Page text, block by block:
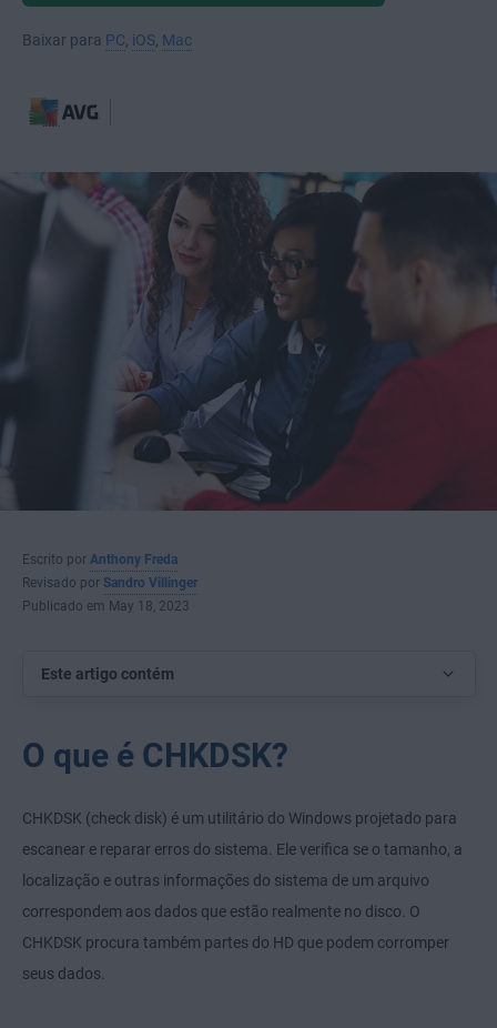
Baixar para PC iOS Mac
Escrito por Anthony Freda
Revisado por Sandro Villinger
Publicado em May 18, 2023
Este artigo contém
O que é CHKDSK?
CHKDSK (check disk) é um utilitário do Windows projetado para
escanear e reparar erros do sistema. Ele verifica se o tamanho, a
localização e outras informações do sistema de um arquivo
correspondem aos dados que estão realmente no disco. O
CHKDSK procura também partes do HD que podem corromper
seus dados.